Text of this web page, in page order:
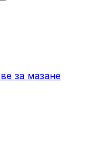
за мазане